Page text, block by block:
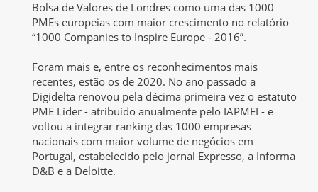
Bolsa de Valores de Londres como uma das 1000
PMEs europeias com maior crescimento no relatório
“1000 Companies to Inspire Europe - 2016”.
Foram mais e, entre os reconhecimentos mais
recentes, estão os de 2020. No ano passado a
Digidelta renovou pela décima primeira vez o estatuto
PME Líder - atribuído anualmente pelo IAPMEI - e
voltou a integrar ranking das 1000 empresas
nacionais com maior volume de negócios em
Portugal, estabelecido pelo jornal Expresso, a Informa
D&B e a Deloitte.